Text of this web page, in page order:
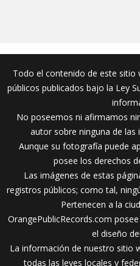
Todo el contenido de este
públicos publicados bajo la Ley
No poseemos ni afirmamos
autor sobre ninguna de las
Aunque su fotografía puede
posee los derechos
Las imágenes de estas
registros públicos; como tal,
Pertenecen a la
OrangePublicRecords.com
el diseño
La información de nuestro sitio
todas las leyes locales y